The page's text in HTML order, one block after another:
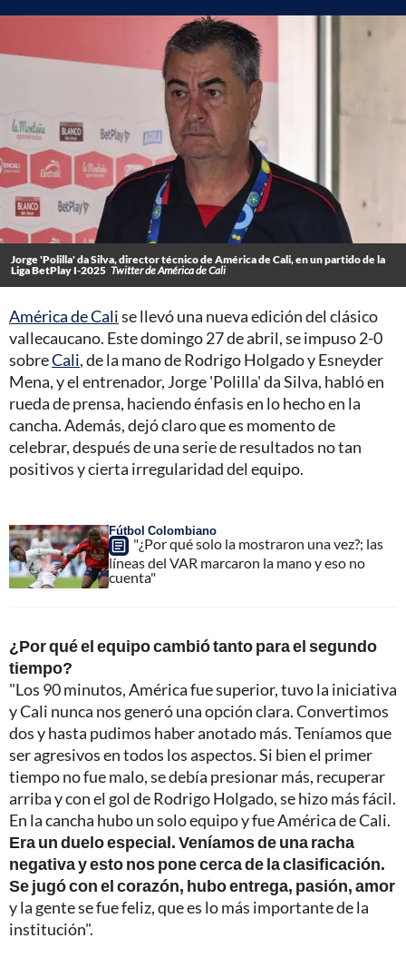
Jorge 'Polilla' da Silva, director técnico de América de Cali, en un partido de la
Liga BetPlay I-2025 Twitter de América de Cali
América de Calise llevó una nueva edición del clásico
vallecaucano. Este domingo 27 de abril, se impuso 2-0
sobreCali, de la mano de Rodrigo Holgado y Esneyder
Mena, y el entrenador, Jorge 'Polilla' da Silva, habló en
rueda de prensa, haciendo énfasis en lo hecho en la
cancha. Además, dejó claro que es momento de
celebrar, después de una serie de resultados no tan
positivos y cierta irregularidad del equipo.
Fútbol Colombiano
"¿Por qué solo la mostraron una vez?; las
líneas del VAR marcaron la mano y eso no
cuenta"
¿Por qué el equipo cambió tanto para el segundo
tiempo?
"Los 90 minutos, América fue superior, tuvo la iniciativa
y Cali nunca nos generó una opción clara. Convertimos
dos y hasta pudimos haber anotado más. Teníamos que
ser agresivos en todos los aspectos. Si bien el primer
tiempo no fue malo, se debía presionar más, recuperar
arriba y con el gol de Rodrigo Holgado, se hizo más fácil.
En la cancha hubo un solo equipo y fue América de Cali.
Era un duelo especial. Veníamos de una racha
negativa y esto nos pone cerca de la clasificación.
Se jugó con el corazón, hubo entrega, pasión, amor
y la gente se fue feliz, que es lo más importante de la
institución".